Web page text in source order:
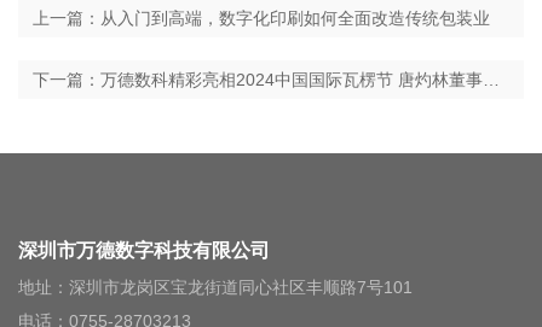
上一篇：从入门到高端，数字化印刷如何全面改造传统包装业
深圳市万德数字科技有限公司
地址：深圳市龙岗区宝龙街道同心社区丰顺路7号101
电话：0755-28703213